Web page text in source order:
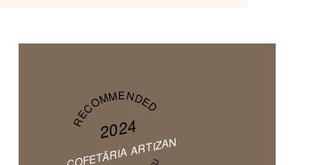
RECOMMENDED
2024
COFETĂRIA ARTIZAN